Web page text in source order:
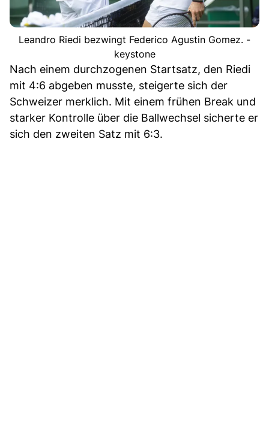
Leandro Riedi bezwingt Federico Agustin Gomez. -
keystone
Nach einem durchzogenen Startsatz, den Riedi
mit 4:6 abgeben musste, steigerte sich der
Schweizer merklich. Mit einem frühen Break und
starker Kontrolle über die Ballwechsel sicherte er
sich den zweiten Satz mit 6:3.